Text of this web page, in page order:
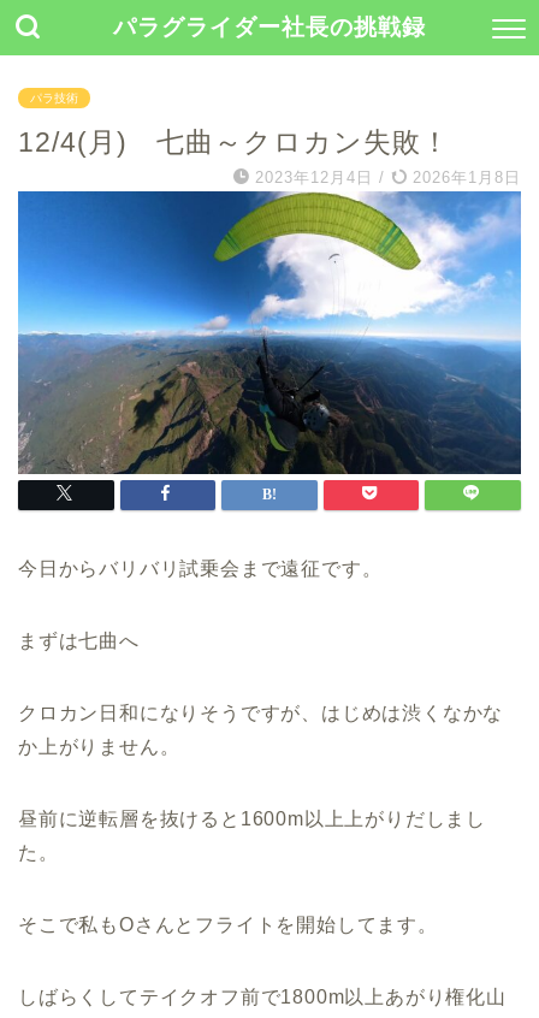
パラグライダー社長の挑戦録
パラ技術
12/4(月) 七曲～クロカン失敗！
2023年12月4日 / 2026年1月8日
今日からバリバリ試乗会まで遠征です。
まずは七曲へ
クロカン日和になりそうですが、はじめは渋くなかな
か上がりません。
昼前に逆転層を抜けると1600m以上上がりだしまし
た。
そこで私もOさんとフライトを開始してます。
しばらくしてテイクオフ前で1800m以上あがり権化山